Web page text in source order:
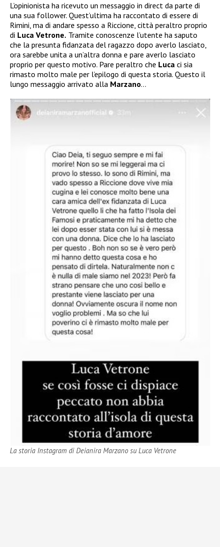
L’opinionista ha ricevuto un messaggio in direct da parte di
una sua follower. Quest’ultima ha raccontato di essere di
Rimini, ma di andare spesso a Riccione, città peraltro proprio
di Luca Vetrone. Tramite conoscenze l’utente ha saputo
che la presunta fidanzata del ragazzo dopo averlo lasciato,
ora sarebbe unita a un’altra donna e pare averlo lasciato
proprio per questo motivo. Pare peraltro che Luca ci sia
rimasto molto male per l’epilogo di questa storia. Questo il
lungo messaggio arrivato alla Marzano…
La storia Instagram di Deianira Marzano su Luca Vetrone